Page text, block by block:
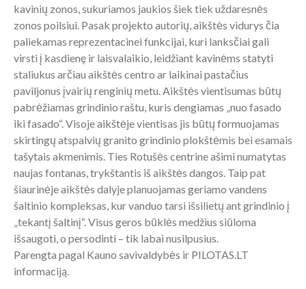
kavinių zonos, sukuriamos jaukios šiek tiek uždaresnės
zonos poilsiui. Pasak projekto autorių, aikštės vidurys čia
paliekamas reprezentacinei funkcijai, kuri lanksčiai gali
virsti į kasdienę ir laisvalaikio, leidžiant kavinėms statyti
staliukus arčiau aikštės centro ar laikinai pastačius
paviljonus įvairių renginių metu. Aikštės vientisumas būtų
pabrėžiamas grindinio raštu, kuris dengiamas „nuo fasado
iki fasado“. Visoje aikštėje vientisas jis būtų formuojamas
skirtingų atspalvių granito grindinio plokštėmis bei esamais
tašytais akmenimis. Ties Rotušės centrine ašimi numatytas
naujas fontanas, trykštantis iš aikštės dangos. Taip pat
šiaurinėje aikštės dalyje planuojamas geriamo vandens
šaltinio kompleksas, kur vanduo tarsi išsilietų ant grindinio į
„tekantį šaltinį“. Visus geros būklės medžius siūloma
išsaugoti, o persodinti – tik labai nusilpusius.
Parengta pagal Kauno savivaldybės ir PILOTAS.LT
informaciją.